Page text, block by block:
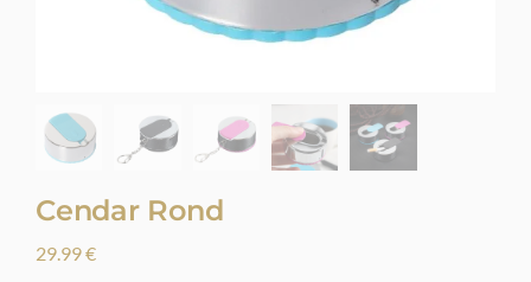
Cendar Rond
29.99€